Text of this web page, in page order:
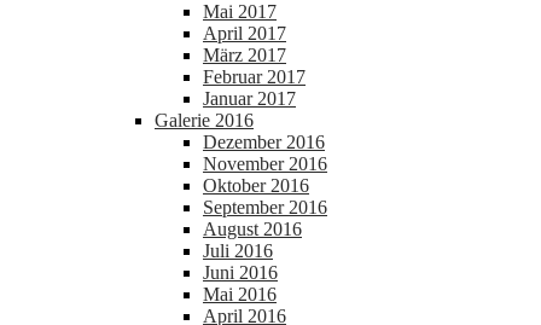
Mai 2017
April 2017
März 2017
Februar 2017
Januar 2017
Galerie 2016
Dezember 2016
November 2016
Oktober 2016
September 2016
August 2016
Juli 2016
Juni 2016
Mai 2016
April 2016